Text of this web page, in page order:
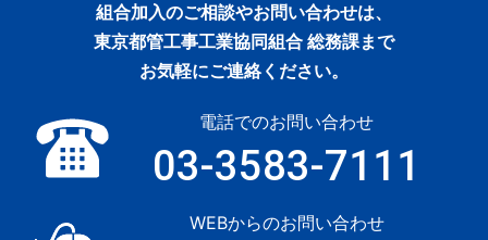
組合加入のご相談やお問い合わせは、
東京都管工事工業協同組合 総務課まで
お気軽にご連絡ください。
電話でのお問い合わせ
03-3583-7111
WEBからのお問い合わせ